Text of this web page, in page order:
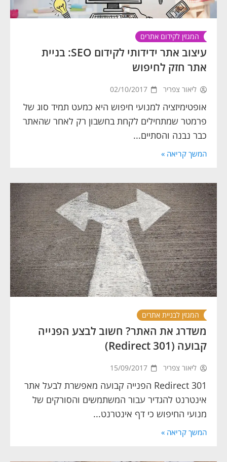
המגזין לקידום אתרים
עיצוב אתר ידידותי לקידום SEO: בניית
אתר חזק לחיפוש
ליאור צפריר 02/10/2017
אופטימיזציה למנועי חיפוש היא כמעט תמיד סוג של
פרמטר שמתחילים לקחת בחשבון רק לאחר שהאתר
כבר נבנה והסתיים...
המשך קריאה »
המגזין לבניית אתרים
משדרג את האתר? חשוב לבצע הפנייה
קבועה (301 Redirect)
ליאור צפריר 15/09/2017
301 Redirect הפנייה קבועה מאפשרת לבעל אתר
אינטרנט להגדיר עבור המשתמשים והסורקים של
מנועי החיפוש כי דף אינטרנט...
המשך קריאה »